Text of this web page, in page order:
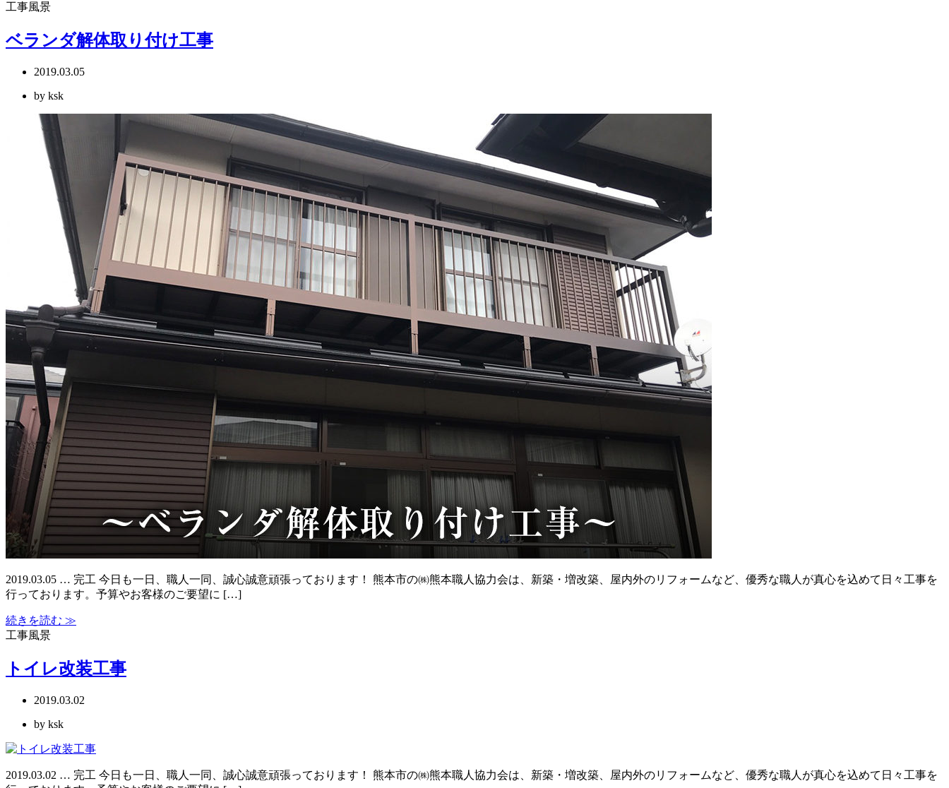
工事風景
ベランダ解体取り付け工事
2019.03.05
by ksk
2019.03.05 … 完工 今日も一日、職人一同、誠心誠意頑張っております！ 熊本市の㈱熊本職人協力会は、新築・増改築、屋内外のリフォームなど、優秀な職人が真心を込めて日々工事を
行っております。予算やお客様のご要望に […]
続きを読む ≫
工事風景
トイレ改装工事
2019.03.02
by ksk
2019.03.02 … 完工 今日も一日、職人一同、誠心誠意頑張っております！ 熊本市の㈱熊本職人協力会は、新築・増改築、屋内外のリフォームなど、優秀な職人が真心を込めて日々工事を